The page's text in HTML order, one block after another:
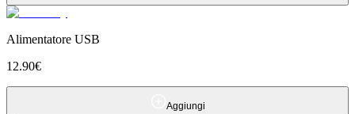
Alimentatore USB
12.90€
Aggiungi